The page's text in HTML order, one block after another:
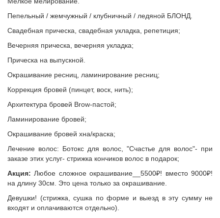
Пепельный / жемчужный / клубничный / ледяной БЛОНД.
Свадебная прическа, свадебная укладка, репетиция;
Вечерняя прическа, вечерняя укладка;
Прическа на выпускной.
Окрашивание ресниц, ламинирование ресниц;
Коррекция бровей (пинцет, воск, нить);
Архитектура бровей Brow-пастой;
Ламинирование бровей;
Окрашивание бровей хна/краска;
Лечение волос: Ботокс для волос, "Счастье для волос"- при
заказе этих услуг- стрижка кончиков волос в подарок;
Акция: Любое сложное окрашивание__5500₽! вместо 9000₽!
на длину 30см. Это цена только за окрашивание.
Девушки! (стрижка, сушка по форме и выезд в эту сумму не
входят и оплачиваются отдельно).